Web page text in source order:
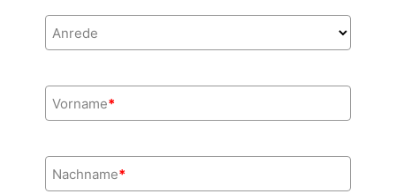
Anrede
Vorname*
Nachname*